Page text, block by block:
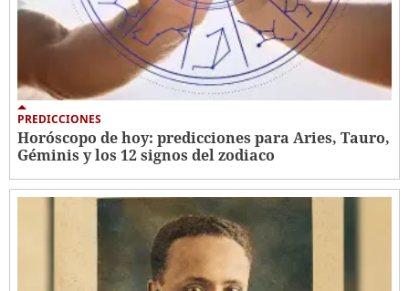
PREDICCIONES
Horóscopo de hoy: predicciones para Aries, Tauro,
Géminis y los 12 signos del zodiaco